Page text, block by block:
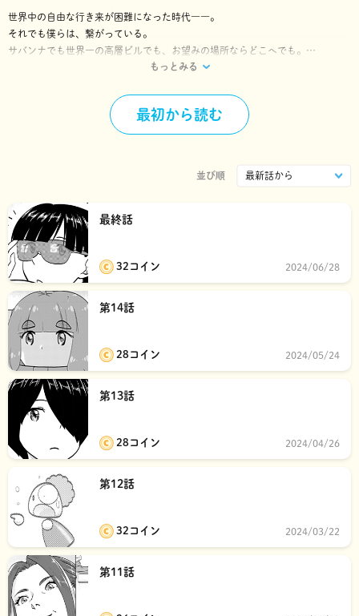
世界中の自由な行き来が困難になった時代――。
それでも僕らは、繋がっている。
サバンナでも世界一の高層ビルでも、お望みの場所ならどこへでも。
最高の「旅の体験」をデータでお届けします。
『ふたりはだいたいこんなかんじ』のいけだたかしが描く、世界を巡る物語
もっとみる
最初から読む
並び順
最終話
32コイン 2024/06/28
第14話
28コイン 2024/05/24
第13話
28コイン 2024/04/26
第12話
32コイン 2024/03/22
第11話